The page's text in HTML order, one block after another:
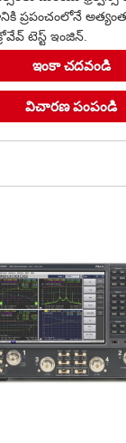
ప్రపంచంలోనే
టెస్ట్ ఇంజిన్.
ఇంకా చదవండి
విచారణ పంపండి